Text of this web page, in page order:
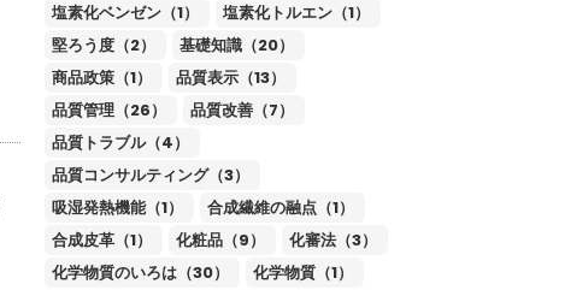
塩素化ベンゼン（1）
塩素化トルエン（1）
堅ろう度（2）
基礎知識（20）
商品政策（1）
品質表示（13）
品質管理（26）
品質改善（7）
品質トラブル（4）
品質コンサルティング（3）
吸湿発熱機能（1）
合成繊維の融点（1）
合成皮革（1）
化粧品（9）
化審法（3）
化学物質のいろは（30）
化学物質（1）